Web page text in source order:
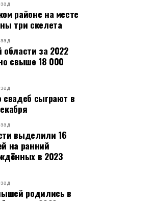
районе на месте
три скелета
за 2022
свыше 18 000
свадеб сыграют в
выделили 16
на ранний
в 2023
родились в